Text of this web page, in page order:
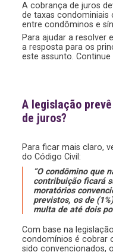
A cobrança de juros
de taxas condominiais
entre condôminos e
Para ajudar a resolver
a resposta para os
este assunto. Continue
A legislação
de juros?
Para ficar mais claro,
do Código Civil:
“O condômino que
contribuição ficará
moratórios
previstos, os de
multa de até dois
Com base na
condomínios é cobrar
sido convencionados,